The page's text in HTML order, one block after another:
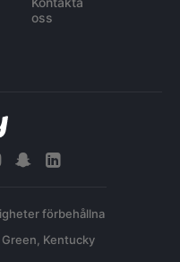
oss
förbehållna